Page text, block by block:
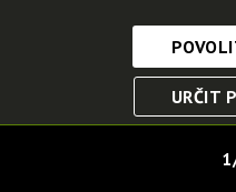
1
Nezbytně nutné
Tyto soubory cookie jsou
funkce. Bez těchto
URČIT